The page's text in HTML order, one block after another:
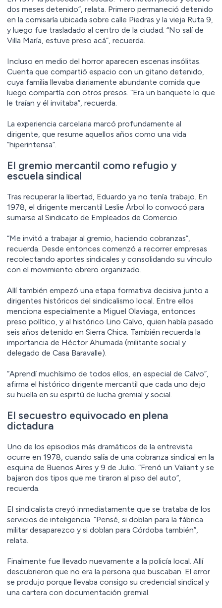
dos meses detenido”, relata. Primero permaneció detenido
en la comisaría ubicada sobre calle Piedras y la vieja Ruta 9,
y luego fue trasladado al centro de la ciudad. “No salí de
Villa María, estuve preso acá”, recuerda.
Incluso en medio del horror aparecen escenas insólitas.
Cuenta que compartió espacio con un gitano detenido,
cuya familia llevaba diariamente abundante comida que
luego compartía con otros presos. “Era un banquete lo que
le traían y él invitaba”, recuerda.
La experiencia carcelaria marcó profundamente al
dirigente, que resume aquellos años como una vida
“hiperintensa”.
El gremio mercantil como refugio y
escuela sindical
Tras recuperar la libertad, Eduardo ya no tenía trabajo. En
1978, el dirigente mercantil Leslie Árbol lo convocó para
sumarse al Sindicato de Empleados de Comercio.
“Me invitó a trabajar al gremio, haciendo cobranzas”,
recuerda. Desde entonces comenzó a recorrer empresas
recolectando aportes sindicales y consolidando su vínculo
con el movimiento obrero organizado.
Allí también empezó una etapa formativa decisiva junto a
dirigentes históricos del sindicalismo local. Entre ellos
menciona especialmente a Miguel Olaviaga, entonces
preso político, y al histórico Lino Calvo, quien había pasado
seis años detenido en Sierra Chica. También recuerda la
importancia de Héctor Ahumada (militante social y
delegado de Casa Baravalle).
“Aprendí muchísimo de todos ellos, en especial de Calvo”,
afirma el histórico dirigente mercantil que cada uno dejo
su huella en su espirtú de lucha gremial y social.
El secuestro equivocado en plena
dictadura
Uno de los episodios más dramáticos de la entrevista
ocurre en 1978, cuando salía de una cobranza sindical en la
esquina de Buenos Aires y 9 de Julio. “Frenó un Valiant y se
bajaron dos tipos que me tiraron al piso del auto”,
recuerda.
El sindicalista creyó inmediatamente que se trataba de los
servicios de inteligencia. “Pensé, si doblan para la fábrica
militar desaparezco y si doblan para Córdoba también”,
relata.
Finalmente fue llevado nuevamente a la policía local. Allí
descubrieron que no era la persona que buscaban. El error
se produjo porque llevaba consigo su credencial sindical y
una cartera con documentación gremial.